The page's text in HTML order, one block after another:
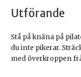
Utförande
Stå på knäna på
du inte pikerar.
med överkroppen